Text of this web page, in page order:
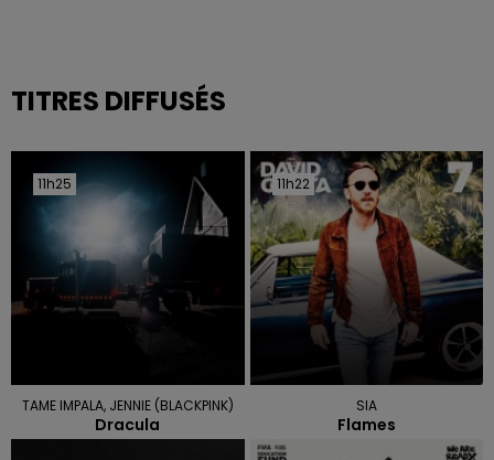
TITRES DIFFUSÉS
11h25
11h25
TAME IMPALA, JENNIE (BLACKPINK)
Dracula
11h22
11h22
SIA
Flames